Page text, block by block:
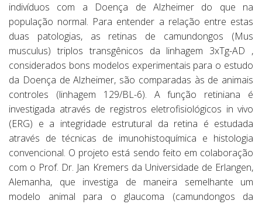
indivíduos com a Doença de Alzheimer do que na
população normal. Para entender a relação entre estas
duas patologias, as retinas de camundongos (Mus
musculus) triplos transgênicos da linhagem 3xTg-AD ,
considerados bons modelos experimentais para o estudo
da Doença de Alzheimer, são comparadas às de animais
controles (linhagem 129/BL-6). A função retiniana é
investigada através de registros eletrofisiológicos in vivo
(ERG) e a integridade estrutural da retina é estudada
através de técnicas de imunohistoquímica e histologia
convencional. O projeto está sendo feito em colaboração
com o Prof. Dr. Jan Kremers da Universidade de Erlangen,
Alemanha, que investiga de maneira semelhante um
modelo animal para o glaucoma (camundongos da